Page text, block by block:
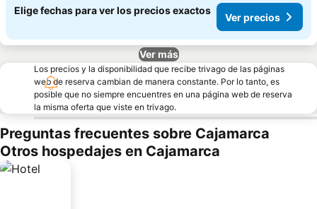
Elige fechas para ver los precios exactos
Ver precios
Ver más
Los precios y la disponibilidad que recibe trivago de las páginas
web de reserva cambian de manera constante. Por lo tanto, es
posible que no siempre encuentres en una página web de reserva
la misma oferta que viste en trivago.
Preguntas frecuentes sobre Cajamarca
Otros hospedajes en Cajamarca